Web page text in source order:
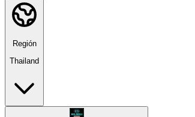
Región
Thailand